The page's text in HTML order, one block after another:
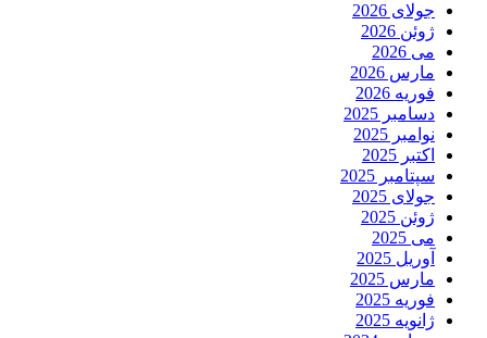
جولای 2026
ژوئن 2026
می 2026
مارس 2026
فوریه 2026
دسامبر 2025
نوامبر 2025
اکتبر 2025
سپتامبر 2025
جولای 2025
ژوئن 2025
می 2025
آوریل 2025
مارس 2025
فوریه 2025
ژانویه 2025